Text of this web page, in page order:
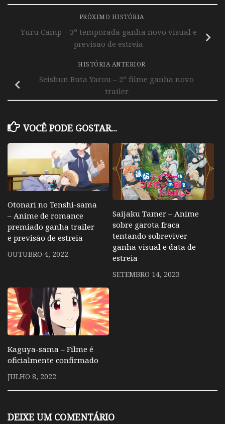
PRÓXIMO HISTÓRIA
Yuru Camp – 3º temporada ganha novo visual e
previsão de estreia
HISTÓRIA ANTERIOR
Seishun Buta Yarou – 2º filme ganha novo
trailer
VOCÊ PODE GOSTAR...
Otonari no Tenshi-sama
– Anime de romance
premiado ganha trailer
e previsão de estreia
OUTUBRO 4, 2022
Saijaku Tamer – Anime
sobre garota fraca
tentando sobreviver
ganha visual e data de
estreia
SETEMBRO 14, 2023
Kaguya-sama – Filme é
oficialmente confirmado
JULHO 8, 2022
DEIXE UM COMENTÁRIO